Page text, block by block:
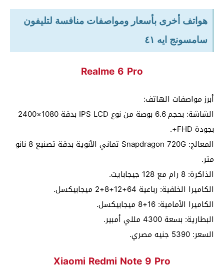
هواتف أخرى بأسعار ومواصفات منافسة لتليفون
سامسونج ايه ٤١
Realme 6 Pro
أبرز مواصفات الهاتف:
الشاشة: بحجم 6.6 بوصة من نوع IPS LCD بدقة 1080×2400
بجودة FHD+.
المعالج: Snapdragon 720G ثماني الأنوية بدقة تصنيع 8 نانو
متر.
الذاكرة: 8 رام مع 128 جيجابايت.
الكاميرا الخلفية: رباعية 64+12+8+2 ميجابيكسل.
الكاميرا الأمامية: 16+8 ميجابيكسل.
البطارية: بسعة 4300 مللي أمبير.
السعر: 5390 جنيه مصري.
Xiaomi Redmi Note 9 Pro